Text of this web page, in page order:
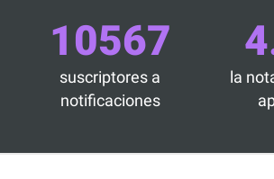
10567
suscriptores a
notificaciones
la